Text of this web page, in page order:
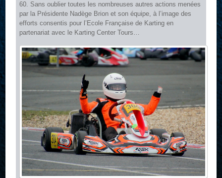
60. Sans oublier toutes les nombreuses autres actions menées
par la Présidente Nadège Brion et son équipe, à l’image des
efforts consentis pour l’Ecole Française de Karting en
partenariat avec le Karting Center Tours…